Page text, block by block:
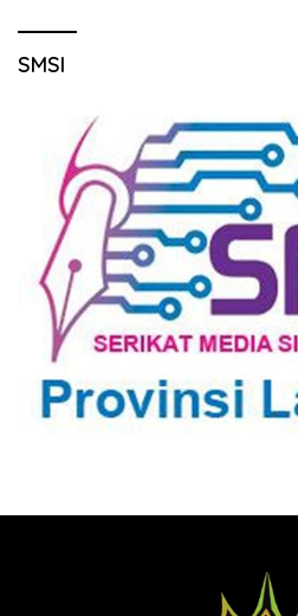
SMSI